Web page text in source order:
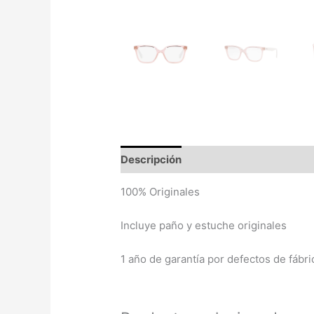
Descripción
100% Originales
Incluye paño y estuche originales
1 año de garantía por defectos de